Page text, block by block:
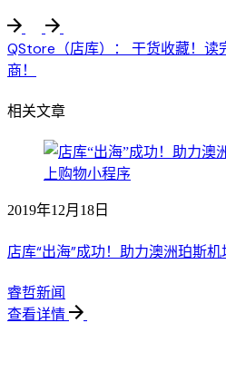
QStore（店库）： 干货收藏！读
商！
相关文章
2019年12月18日
店库“出海”成功！助力澳洲珀斯
睿哲新闻
查看详情